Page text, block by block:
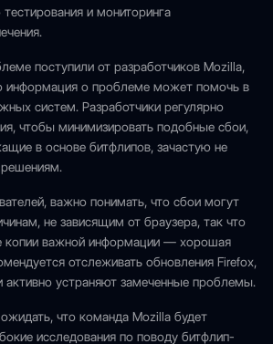
и мониторинга
поступили от разработчиков Mozilla,
информация о проблеме может помочь в
систем. Разработчики регулярно
чтобы минимизировать подобные сбои,
в основе битфлипов, зачастую не
важно понимать, что сбои могут
не зависящим от браузера, так что
копии важной информации — хорошая
отслеживать обновления Firefox,
активно устраняют замеченные проблемы.
что команда Mozilla будет
исследования по поводу битфлип-